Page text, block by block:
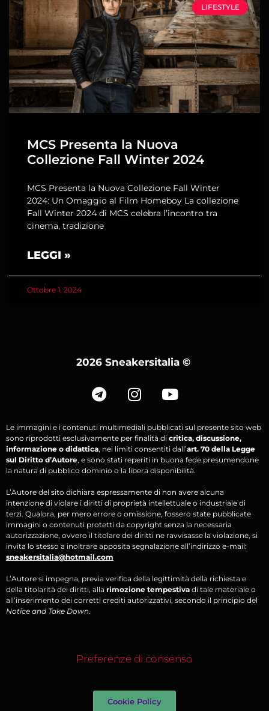
LIFESTYLE
MCS Presenta la Nuova
Collezione Fall Winter 2024
MCS Presenta la Nuova Collezione Fall Winter
2024: Un Omaggio al Film Homeboy La collezione
Fall Winter 2024 di MCS celebra l’incontro tra
cinema, tradizione
LEGGI »
Ottobre 1, 2024
2026 Sneakersitalia ©
Le immagini e i contenuti multimediali pubblicati sul presente sito web
sono riprodotti esclusivamente per finalità di critica, discussione,
informazione o didattica, nei limiti consentiti dall’art. 70 della Legge
sul Diritto d’Autore, e sono stati reperiti in buona fede presumendone
la natura di pubblico dominio o la libera disponibilità.
L’Autore del sito dichiara espressamente di non avere alcuna
intenzione di violare i diritti di proprietà intellettuale o industriale di
terzi. Qualora, per mero errore o omissione, fossero state pubblicate
immagini o contenuti protetti da copyright senza la necessaria
autorizzazione, ovvero il titolare dei diritti ne ravvisasse la violazione, si
invita lo stesso a inoltrare apposita segnalazione all’indirizzo e-mail:
sneakersitalia@hotmail.com
L’Autore si impegna, previa verifica della legittimità della richiesta e
della titolarità dei diritti, alla rimozione tempestiva di tale materiale o
all’inserimento dei corretti crediti autorizzativi, secondo il principio del
Notice and Take Down.
Preferenze di consenso
Cookie Policy